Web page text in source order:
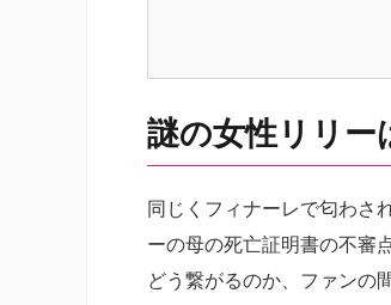
謎の女性リリー
同じくフィナーレで匂わさ
ーの母の死亡証明書の不審
どう繋がるのか、ファンの